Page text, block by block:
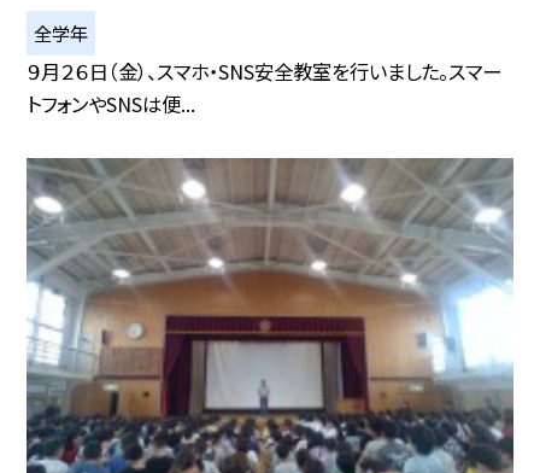
全学年
９月２６日（金）、スマホ・SNS安全教室を行いました。スマー
トフォンやSNSは便...